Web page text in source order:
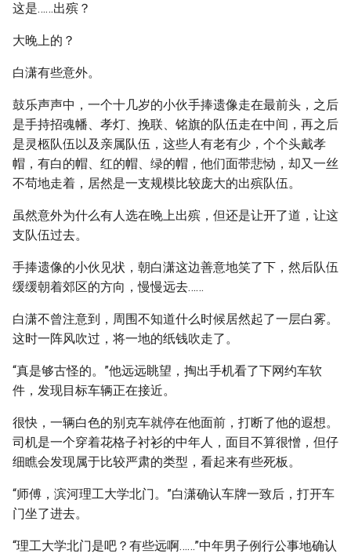
这是……出殡？
大晚上的？
白潇有些意外。
鼓乐声声中，一个十几岁的小伙手捧遗像走在最前头，之后
是手持招魂幡、孝灯、挽联、铭旗的队伍走在中间，再之后
是灵柩队伍以及亲属队伍，这些人有老有少，个个头戴孝
帽，有白的帽、红的帽、绿的帽，他们面带悲恸，却又一丝
不苟地走着，居然是一支规模比较庞大的出殡队伍。
虽然意外为什么有人选在晚上出殡，但还是让开了道，让这
支队伍过去。
手捧遗像的小伙见状，朝白潇这边善意地笑了下，然后队伍
缓缓朝着郊区的方向，慢慢远去……
白潇不曾注意到，周围不知道什么时候居然起了一层白雾。
这时一阵风吹过，将一地的纸钱吹走了。
“真是够古怪的。”他远远眺望，掏出手机看了下网约车软
件，发现目标车辆正在接近。
很快，一辆白色的别克车就停在他面前，打断了他的遐想。
司机是一个穿着花格子衬衫的中年人，面目不算很憎，但仔
细瞧会发现属于比较严肃的类型，看起来有些死板。
“师傅，滨河理工大学北门。”白潇确认车牌一致后，打开车
门坐了进去。
“理工大学北门是吧？有些远啊……”中年男子例行公事地确认